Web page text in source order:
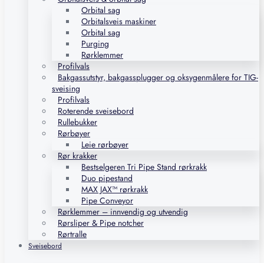
Orbital sag
Orbitalsveis maskiner
Orbital sag
Purging
Rørklemmer
Profilvals
Bakgassutstyr, bakgassplugger og oksygenmålere for TIG-
sveising
Profilvals
Roterende sveisebord
Rullebukker
Rørbøyer
Leie rørbøyer
Rør krakker
Bestselgeren Tri Pipe Stand rørkrakk
Duo pipestand
MAX JAX™ rørkrakk
Pipe Conveyor
Rørklemmer – innvendig og utvendig
Rørsliper & Pipe notcher
Rørtralle
Sveisebord